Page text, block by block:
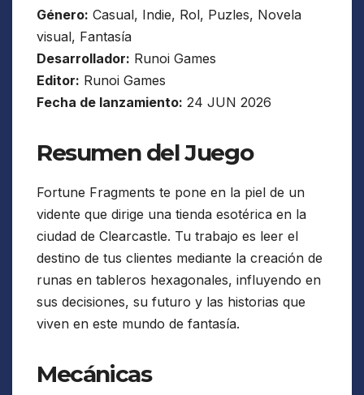
Género: Casual, Indie, Rol, Puzles, Novela
visual, Fantasía
Desarrollador: Runoi Games
Editor: Runoi Games
Fecha de lanzamiento: 24 JUN 2026
Resumen del Juego
Fortune Fragments te pone en la piel de un
vidente que dirige una tienda esotérica en la
ciudad de Clearcastle. Tu trabajo es leer el
destino de tus clientes mediante la creación de
runas en tableros hexagonales, influyendo en
sus decisiones, su futuro y las historias que
viven en este mundo de fantasía.
Mecánicas